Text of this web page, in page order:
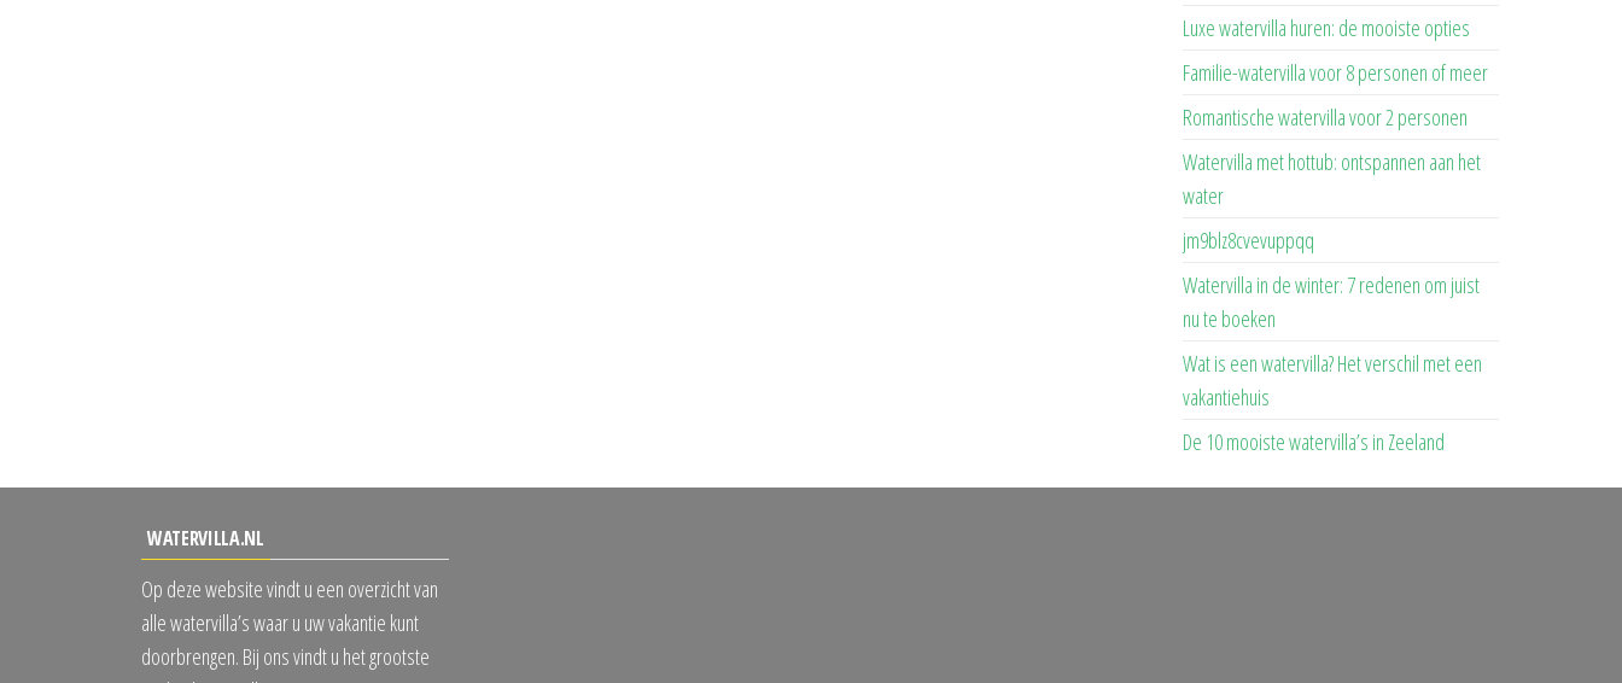
Luxe watervilla huren: de mooiste opties
Familie-watervilla voor 8 personen of meer
Romantische watervilla voor 2 personen
Watervilla met hottub: ontspannen aan het
water
jm9blz8cvevuppqq
Watervilla in de winter: 7 redenen om juist
nu te boeken
Wat is een watervilla? Het verschil met een
vakantiehuis
De 10 mooiste watervilla’s in Zeeland
WATERVILLA.NL
Op deze website vindt u een overzicht van
alle watervilla’s waar u uw vakantie kunt
doorbrengen. Bij ons vindt u het grootste